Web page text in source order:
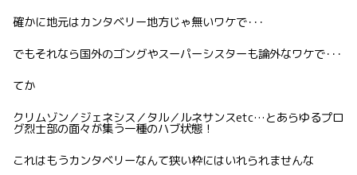
確かに地元はカンタベリー地方じゃ無いワケで･･･
でもそれなら国外のゴングやスーパーシスターも論外なワケで･･･
てか
クリムゾン／ジェネシス／タル／ルネサンスetc…とあらゆるプロ
グ烈士部の面々が集う一種のハブ状態！
これはもうカンタベリーなんて狭い枠にはいれられませんな